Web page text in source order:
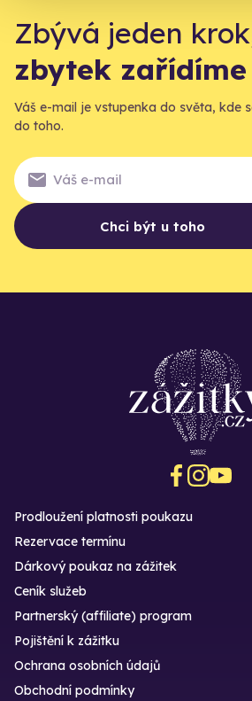
Zbývá jeden
zbytek
Váš e-mail je vstupenka do světa, kde
do toho.
Chci být u toho
Prodloužení platnosti poukazu
Rezervace termínu
Dárkový poukaz na zážitek
Ceník služeb
Partnerský (affiliate) program
Pojištění k zážitku
Ochrana osobních údajů
Obchodní podmínky